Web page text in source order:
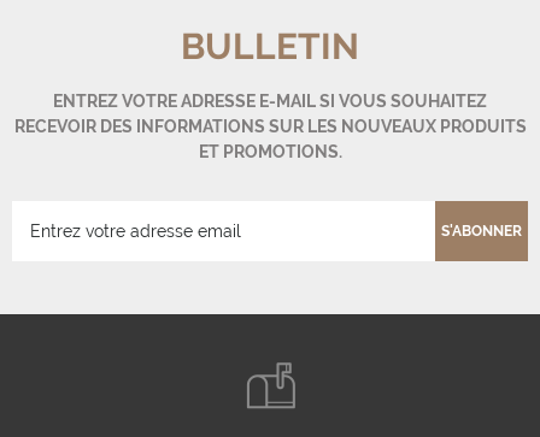
BULLETIN
ENTREZ VOTRE ADRESSE E-MAIL SI VOUS SOUHAITEZ
RECEVOIR DES INFORMATIONS SUR LES NOUVEAUX PRODUITS
ET PROMOTIONS.
S'ABONNER